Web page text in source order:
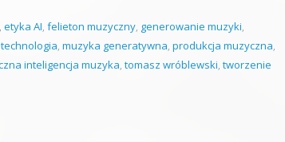
, etyka AI, felieton muzyczny, generowanie muzyki,
, muzyka generatywna, produkcja muzyczna,
inteligencja muzyka, tomasz wróblewski, tworzenie